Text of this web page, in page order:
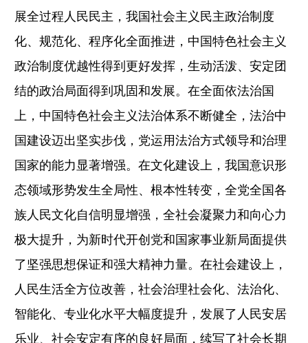
展全过程人民民主，我国社会主义民主政治制度
化、规范化、程序化全面推进，中国特色社会主义
政治制度优越性得到更好发挥，生动活泼、安定团
结的政治局面得到巩固和发展。在全面依法治国
上，中国特色社会主义法治体系不断健全，法治中
国建设迈出坚实步伐，党运用法治方式领导和治理
国家的能力显著增强。在文化建设上，我国意识形
态领域形势发生全局性、根本性转变，全党全国各
族人民文化自信明显增强，全社会凝聚力和向心力
极大提升，为新时代开创党和国家事业新局面提供
了坚强思想保证和强大精神力量。在社会建设上，
人民生活全方位改善，社会治理社会化、法治化、
智能化、专业化水平大幅度提升，发展了人民安居
乐业、社会安定有序的良好局面，续写了社会长期